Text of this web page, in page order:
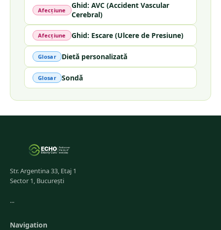
Afecțiune
Ghid: AVC (Accident Vascular
Cerebral)
Afecțiune Ghid: Escare (Ulcere de Presiune)
Glosar Dietă personalizată
Glosar Sondă
Str. Argentina 33, Etaj 1
Sector 1, București
...
Navigation